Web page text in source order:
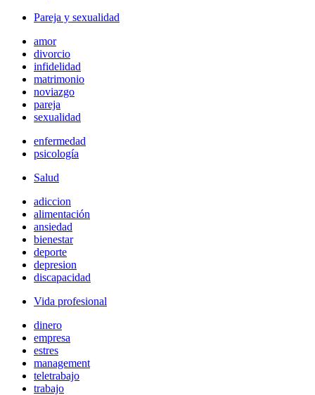
Pareja y sexualidad
amor
divorcio
infidelidad
matrimonio
noviazgo
pareja
sexualidad
enfermedad
psicología
Salud
adiccion
alimentación
ansiedad
bienestar
deporte
depresion
discapacidad
Vida profesional
dinero
empresa
estres
management
teletrabajo
trabajo